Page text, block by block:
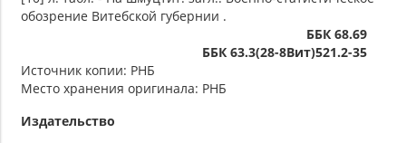
обозрение Витебской губернии .
ББК 68.69
ББК 63.3(28-8Вит)521.2-35
Источник копии: РНБ
Место хранения оригинала: РНБ
Издательство